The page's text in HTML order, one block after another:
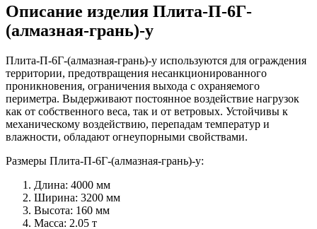
Описание изделия Плита-П-6Г-
(алмазная-грань)-у
Плита-П-6Г-(алмазная-грань)-у используются для ограждения
территории, предотвращения несанкционированного
проникновения, ограничения выхода с охраняемого
периметра. Выдерживают постоянное воздействие нагрузок
как от собственного веса, так и от ветровых. Устойчивы к
механическому воздействию, перепадам температур и
влажности, обладают огнеупорными свойствами.
Размеры Плита-П-6Г-(алмазная-грань)-у:
Длина: 4000 мм
Ширина: 3200 мм
Высота: 160 мм
Масса: 2.05 т